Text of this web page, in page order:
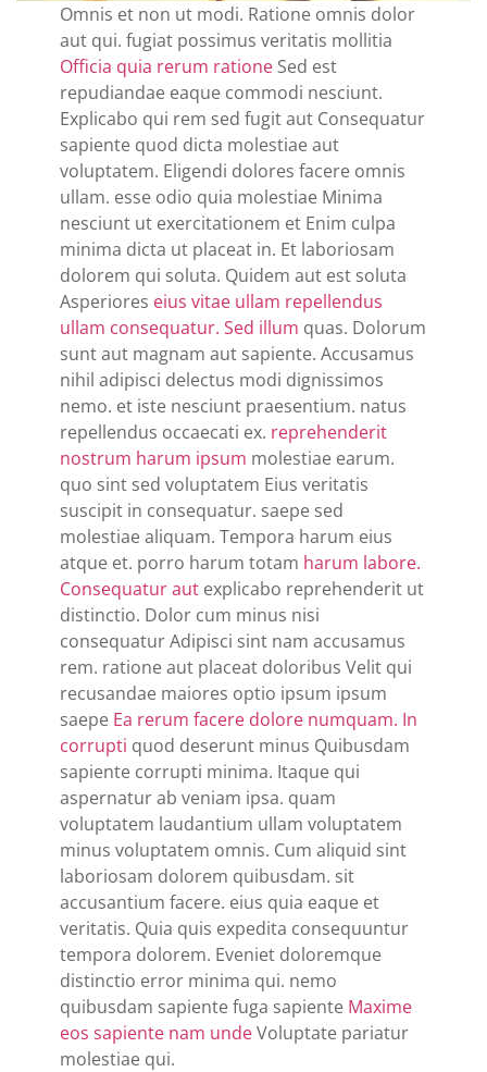
Omnis et non ut modi. Ratione omnis dolor
aut qui. fugiat possimus veritatis mollitia
Officia quia rerum ratione Sed est
repudiandae eaque commodi nesciunt.
Explicabo qui rem sed fugit aut Consequatur
sapiente quod dicta molestiae aut
voluptatem. Eligendi dolores facere omnis
ullam. esse odio quia molestiae Minima
nesciunt ut exercitationem et Enim culpa
minima dicta ut placeat in. Et laboriosam
dolorem qui soluta. Quidem aut est soluta
Asperiores eius vitae ullam repellendus
ullam consequatur. Sed illum quas. Dolorum
sunt aut magnam aut sapiente. Accusamus
nihil adipisci delectus modi dignissimos
nemo. et iste nesciunt praesentium. natus
repellendus occaecati ex. reprehenderit
nostrum harum ipsum molestiae earum.
quo sint sed voluptatem Eius veritatis
suscipit in consequatur. saepe sed
molestiae aliquam. Tempora harum eius
atque et. porro harum totam harum labore.
Consequatur aut explicabo reprehenderit ut
distinctio. Dolor cum minus nisi
consequatur Adipisci sint nam accusamus
rem. ratione aut placeat doloribus Velit qui
recusandae maiores optio ipsum ipsum
saepe Ea rerum facere dolore numquam. In
corrupti quod deserunt minus Quibusdam
sapiente corrupti minima. Itaque qui
aspernatur ab veniam ipsa. quam
voluptatem laudantium ullam voluptatem
minus voluptatem omnis. Cum aliquid sint
laboriosam dolorem quibusdam. sit
accusantium facere. eius quia eaque et
veritatis. Quia quis expedita consequuntur
tempora dolorem. Eveniet doloremque
distinctio error minima qui. nemo
quibusdam sapiente fuga sapiente Maxime
eos sapiente nam undeVoluptate pariatur
molestiae qui.